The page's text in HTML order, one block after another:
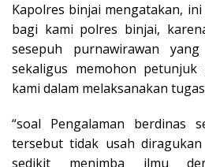
Kapolres binjai mengatakan,
bagi kami polres binjai,
sesepuh purnawirawan
sekaligus memohon
kami dalam melaksanakan
“soal Pengalaman berdinas
tersebut tidak usah
sedikit menimba ilmu